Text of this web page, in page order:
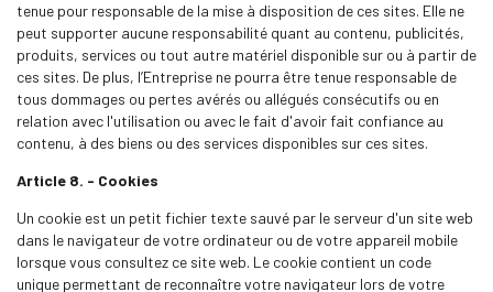
tenue pour responsable de la mise à disposition de ces sites. Elle ne
peut supporter aucune responsabilité quant au contenu, publicités,
produits, services ou tout autre matériel disponible sur ou à partir de
ces sites. De plus, l’Entreprise ne pourra être tenue responsable de
tous dommages ou pertes avérés ou allégués consécutifs ou en
relation avec l'utilisation ou avec le fait d'avoir fait confiance au
contenu, à des biens ou des services disponibles sur ces sites.
Article 8. - Cookies
Un cookie est un petit fichier texte sauvé par le serveur d'un site web
dans le navigateur de votre ordinateur ou de votre appareil mobile
lorsque vous consultez ce site web. Le cookie contient un code
unique permettant de reconnaître votre navigateur lors de votre